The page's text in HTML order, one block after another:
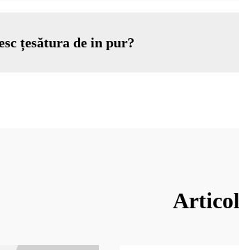
țesătura de in pur?